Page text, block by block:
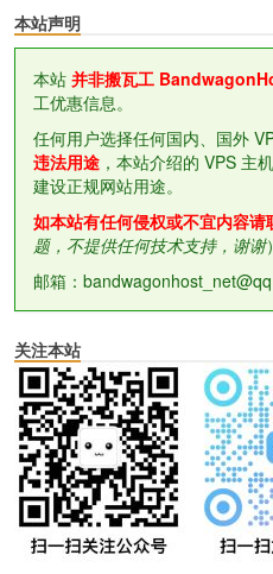
本站声明
本站 并非搬瓦工
工优惠信息。
任何用户选择任何国内、国外
违法用途 ，本站介绍的 VPS 主
建设正规网站用途。
如本站有任何侵权或不宜内容请
题，不提供任何技术支持，谢谢
邮箱：
关注本站